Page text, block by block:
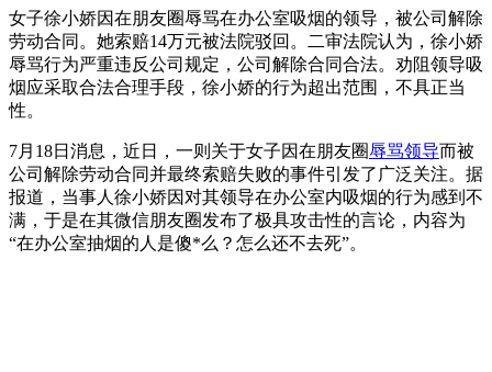
女子徐小娇因在朋友圈辱骂在办公室吸烟的领导，被公司解除
劳动合同。她索赔14万元被法院驳回。二审法院认为，徐小娇
辱骂行为严重违反公司规定，公司解除合同合法。劝阻领导吸
烟应采取合法合理手段，徐小娇的行为超出范围，不具正当
性。
7月18日消息，近日，一则关于女子因在朋友圈辱骂领导而被
公司解除劳动合同并最终索赔失败的事件引发了广泛关注。据
报道，当事人徐小娇因对其领导在办公室内吸烟的行为感到不
满，于是在其微信朋友圈发布了极具攻击性的言论，内容为
“在办公室抽烟的人是傻*么？怎么还不去死”。